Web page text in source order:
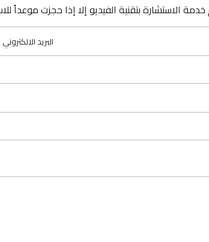
الاستشارة بتقنية الفيديو إلا إذا حجزت موعداً